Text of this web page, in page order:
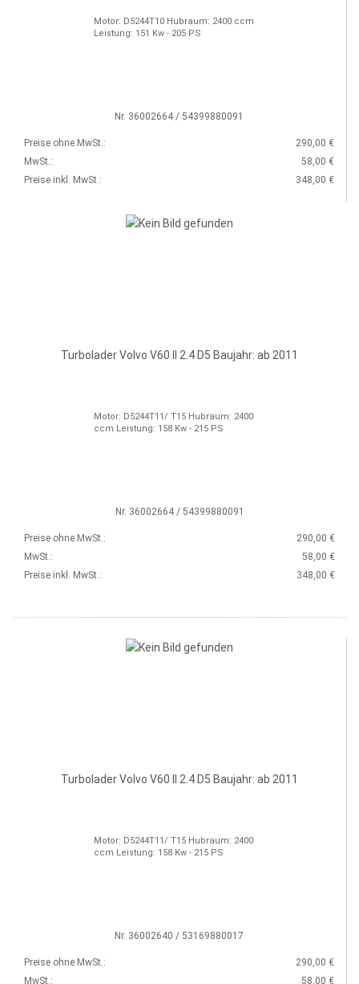
Motor: D5244T10 Hubraum: 2400 ccm
Leistung: 151 Kw - 205 PS
Nr. 36002664 / 54399880091
Preise ohne MwSt.:
290,00 €
MwSt.:
58,00 €
Preise inkl. MwSt.:
348,00 €
Turbolader Volvo V60 II 2.4 D5 Baujahr: ab 2011
Motor: D5244T11/ T15 Hubraum: 2400
ccm Leistung: 158 Kw - 215 PS
Nr. 36002664 / 54399880091
Preise ohne MwSt.:
290,00 €
MwSt.:
58,00 €
Preise inkl. MwSt.:
348,00 €
Turbolader Volvo V60 II 2.4 D5 Baujahr: ab 2011
Motor: D5244T11/ T15 Hubraum: 2400
ccm Leistung: 158 Kw - 215 PS
Nr. 36002640 / 53169880017
Preise ohne MwSt.:
290,00 €
MwSt.:
58,00 €